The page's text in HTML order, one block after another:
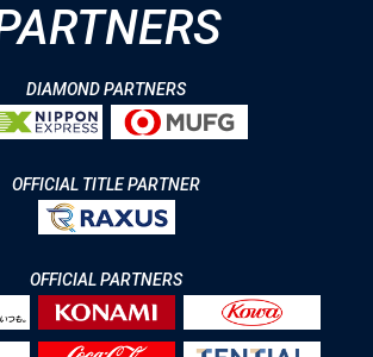
DIAMOND PARTNERS
OFFICIAL TITLE PARTNER
OFFICIAL PARTNERS